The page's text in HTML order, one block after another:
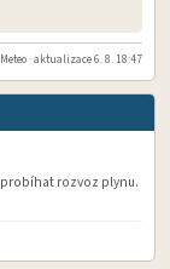
· aktualizace 6. 8. 18:47
probíhat rozvoz plynu.